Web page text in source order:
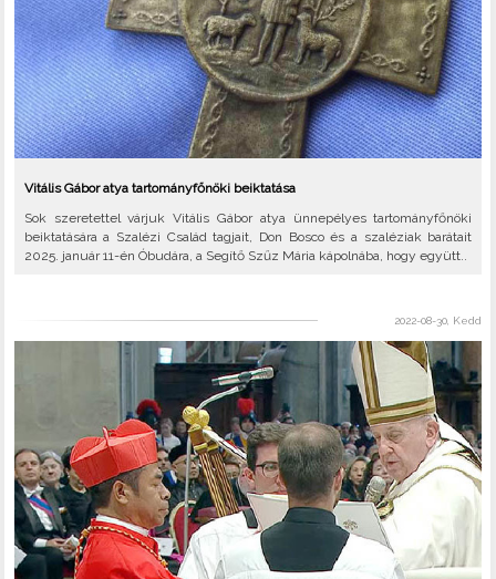
Vitális Gábor atya tartományfőnöki beiktatása
Sok szeretettel várjuk Vitális Gábor atya ünnepélyes tartományfőnöki
beiktatására a Szalézi Család tagjait, Don Bosco és a szaléziak barátait
2025. január 11-én Óbudára, a Segítő Szűz Mária kápolnába, hogy együtt..
2022-08-30, Kedd